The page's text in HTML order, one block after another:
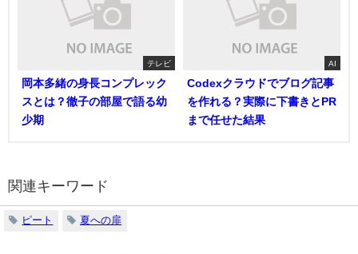
テレビ
岡本多緒の身長コンプレック
スとは？徹子の部屋で語る幼
少期
AI
Codexクラウドでブログ記事
を作れる？実際に下書きとPR
まで任せた結果
関連キーワード
ピート 夏への扉